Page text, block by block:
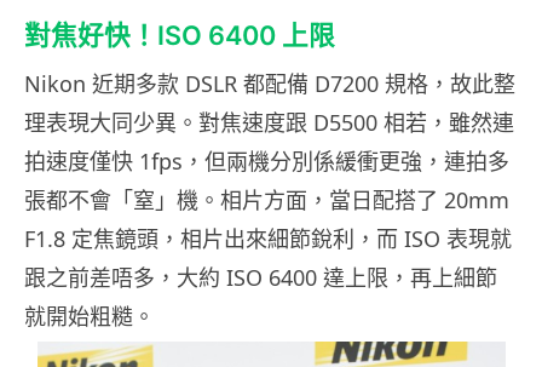
對焦好快！ISO 6400 上限
Nikon 近期多款 DSLR 都配備 D7200 規格，故此整
理表現大同少異。對焦速度跟 D5500 相若，雖然連
拍速度僅快 1fps，但兩機分別係緩衝更強，連拍多
張都不會「窒」機。相片方面，當日配搭了 20mm
F1.8 定焦鏡頭，相片出來細節銳利，而 ISO 表現就
跟之前差唔多，大約 ISO 6400 達上限，再上細節
就開始粗糙。